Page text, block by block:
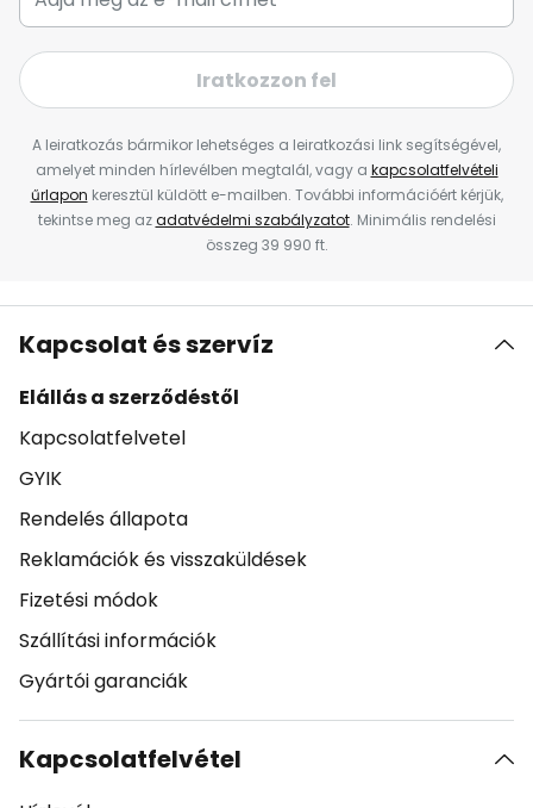
Iratkozzon fel
A leiratkozás bármikor lehetséges a leiratkozási link segítségével,
amelyet minden hírlevélben megtalál, vagy a kapcsolatfelvételi
űrlapon keresztül küldött e-mailben. További információért kérjük,
tekintse meg azadatvédelmi szabályzatot. Minimális rendelési
összeg 39 990 ft.
Kapcsolat és szervíz
Elállás a szerződéstől
Kapcsolatfelvetel
GYIK
Rendelés állapota
Reklamációk és visszaküldések
Fizetési módok
Szállítási információk
Gyártói garanciák
Kapcsolatfelvétel